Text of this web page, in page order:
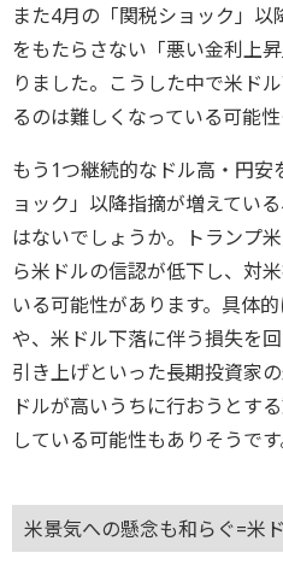
また4月の「関税ショック」
をもたらさない「悪い金利上
りました。こうした中で米ド
るのは難しくなっている可能性
もう1つ継続的なドル高・円安
ョック」以降指摘が増えてい
はないでしょうか。トランプ
ら米ドルの信認が低下し、対
いる可能性があります。具体
や、米ドル下落に伴う損失を
引き上げといった長期投資家
ドルが高いうちに行おうとす
している可能性もありそうです
米景気への懸念も和らぐ=米